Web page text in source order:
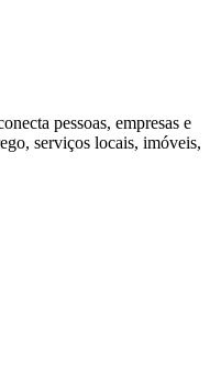
pessoas, empresas e
serviços locais, imóveis,